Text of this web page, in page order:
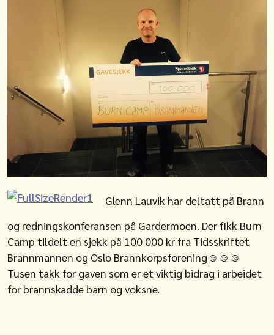
Glenn Lauvik har deltatt på Brann
og redningskonferansen på Gardermoen. Der fikk Burn
Camp tildelt en sjekk på 100 000 kr fra Tidsskriftet
Brannmannen og Oslo Brannkorpsforening☺☺☺
Tusen takk for gaven som er et viktig bidrag i arbeidet
for brannskadde barn og voksne.